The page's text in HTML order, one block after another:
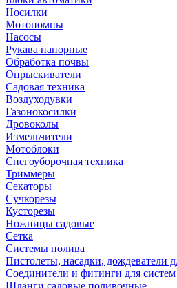
Носилки
Мотопомпы
Насосы
Рукава напорные
Обработка почвы
Опрыскиватели
Садовая техника
Воздуходувки
Газонокосилки
Дровоколы
Измельчители
Мотоблоки
Снегоуборочная техника
Триммеры
Секаторы
Сучкорезы
Кусторезы
Ножницы садовые
Сетка
Системы полива
Пистолеты, насадки, дождеватели
Соединители и фитинги для
Шланги садовые поливочные